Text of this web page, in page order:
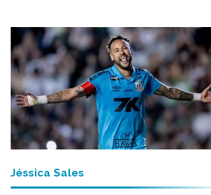
Jéssica Sales